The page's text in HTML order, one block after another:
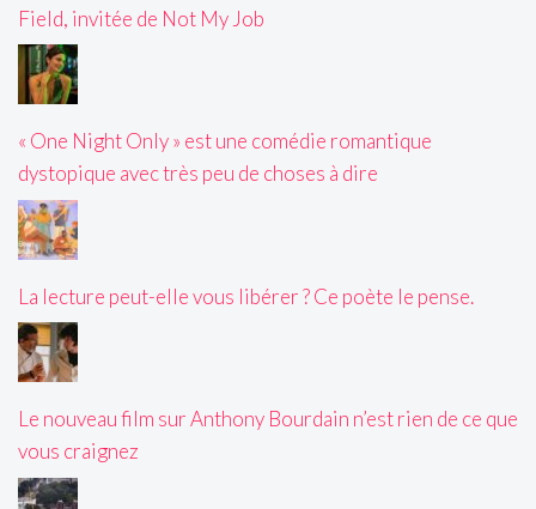
Field, invitée de Not My Job
« One Night Only » est une comédie romantique
dystopique avec très peu de choses à dire
La lecture peut-elle vous libérer ? Ce poète le pense.
Le nouveau film sur Anthony Bourdain n’est rien de ce que
vous craignez